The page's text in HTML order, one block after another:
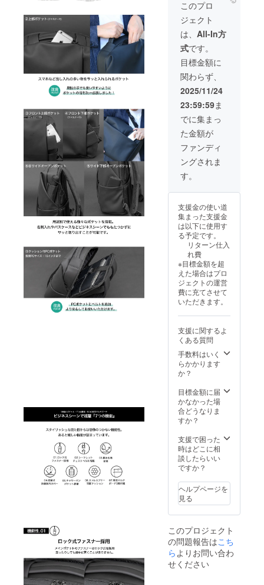
セット
付)×2個
※先着10
名 ※出
荷時
期：
2025年
11月末
頃 ※消
費税、
送料込
み
このプロ
ジェクト
は、 All-In方
式です。
目標金額に
関わらず、
2025/11/24
23:59:59ま
でに集まっ
た金額が
ファンディ
ングされま
す。
支援金の使い道
集まった支援金
は以下に使用す
る予定です。
リターン仕入
れ費
※目標金額を超
えた場合はプロ
ジェクトの運営
費に充てさせて
いただきます。
支援に関するよ
くある質問
手数料はいく
らかかります
か？
目標金額に届
かなかった場
合どうなりま
すか？
支援で困った
時はどこに相
談したらいい
ですか？
ヘルプページを
見る
このプロジェクト
の問題報告はこち
ら よりお問い合わ
せください